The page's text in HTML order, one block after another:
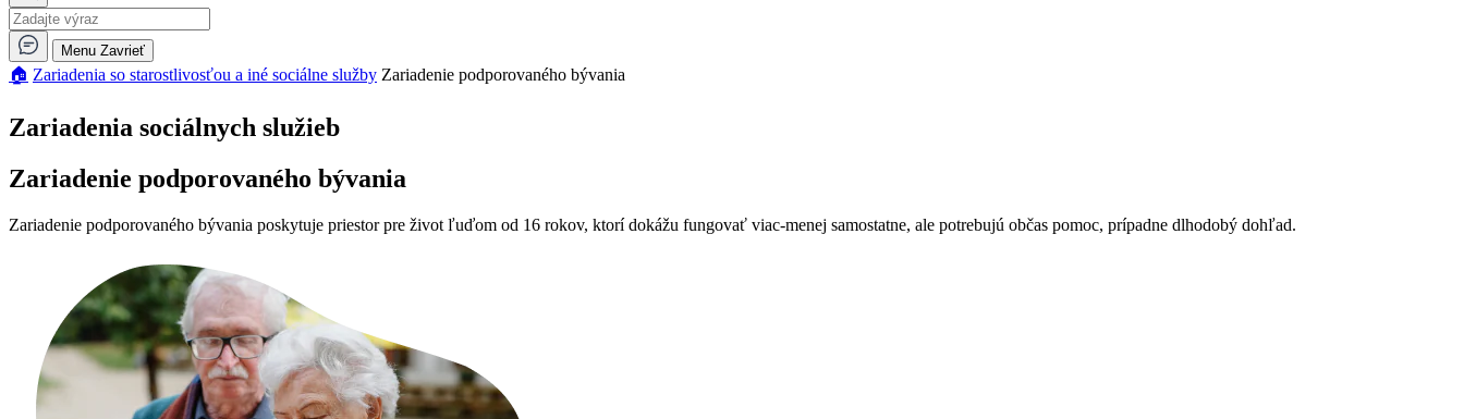
Menu Zavrieť
🏠︎ Zariadenia so starostlivosťou a iné sociálne služby Zariadenie podporovaného bývania
Zariadenia sociálnych služieb
Zariadenie podporovaného bývania
Zariadenie podporovaného bývania poskytuje priestor pre život ľuďom od 16 rokov, ktorí dokážu fungovať viac-menej samostatne, ale potrebujú občas pomoc, prípadne dlhodobý dohľad.